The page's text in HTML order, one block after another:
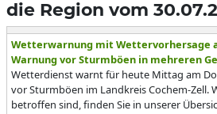
die Region vom
Wetterwarnung mit Wettervorhersage
Warnung vor Sturmböen in mehreren
Wetterdienst warnt für heute Mittag am
vor Sturmböen im Landkreis Cochem-Zell.
betroffen sind, finden Sie in unserer